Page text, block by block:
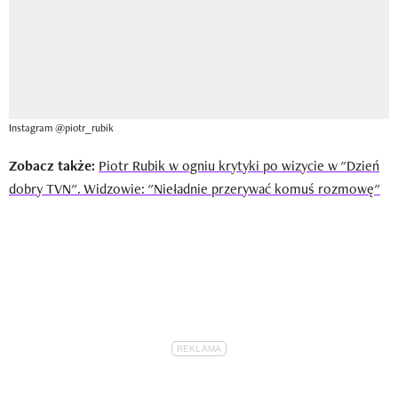
Instagram @piotr_rubik
Zobacz także: Piotr Rubik w ogniu krytyki po wizycie w "Dzień
dobry TVN". Widzowie: "Nieładnie przerywać komuś rozmowę"